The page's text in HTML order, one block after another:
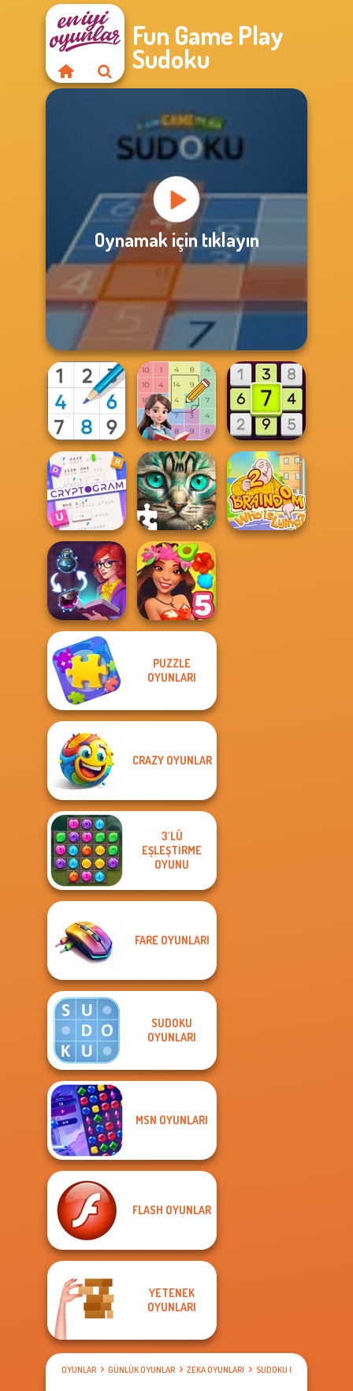
Fun Game Play
Sudoku
Oynamak için tıklayın
Sudoku Royal Sum Master Daily Sudoku
Cryptogram:
Word Brain
Puzzle
Favorite Puzzles
Sorting Sorcery
PUZZLE
OYUNLARI
CRAZY OYUNLAR
3'LÜ
EŞLEŞTIRME
OYUNU
FARE OYUNLARI
SUDOKU
OYUNLARI
MSN OYUNLARI
FLASH OYUNLAR
YETENEK
OYUNLARI
OYUNLAR GÜNLÜK OYUNLAR ZEKA OYUNLARI SUDOKU OYUNLARI